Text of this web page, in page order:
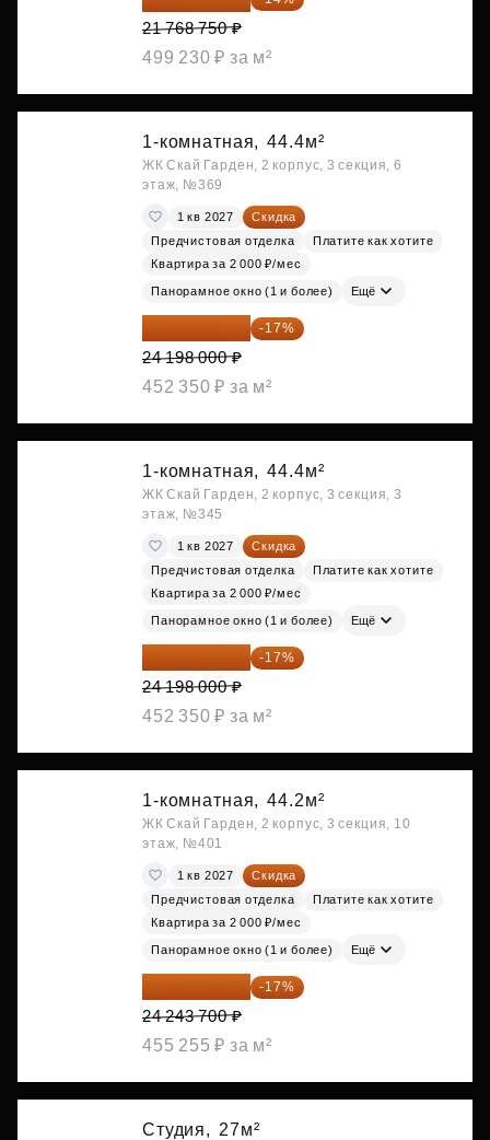
21 768 750 ₽
499 230 ₽ за м²
1-комнатная, 44.4м²
ЖК Скай Гарден, 2 корпус, 3 секция, 6
этаж, №369
1 кв 2027
Скидка
Предчистовая отделка
Платите как хотите
Квартира за 2 000 ₽/мес
Панорамное окно (1 и более) Ещё
20 084 340 ₽ -17%
24 198 000 ₽
452 350 ₽ за м²
1-комнатная, 44.4м²
ЖК Скай Гарден, 2 корпус, 3 секция, 3
этаж, №345
1 кв 2027
Скидка
Предчистовая отделка
Платите как хотите
Квартира за 2 000 ₽/мес
Панорамное окно (1 и более) Ещё
20 084 340 ₽ -17%
24 198 000 ₽
452 350 ₽ за м²
1-комнатная, 44.2м²
ЖК Скай Гарден, 2 корпус, 3 секция, 10
этаж, №401
1 кв 2027
Скидка
Предчистовая отделка
Платите как хотите
Квартира за 2 000 ₽/мес
Панорамное окно (1 и более) Ещё
20 122 271 ₽ -17%
24 243 700 ₽
455 255 ₽ за м²
Студия, 27м²